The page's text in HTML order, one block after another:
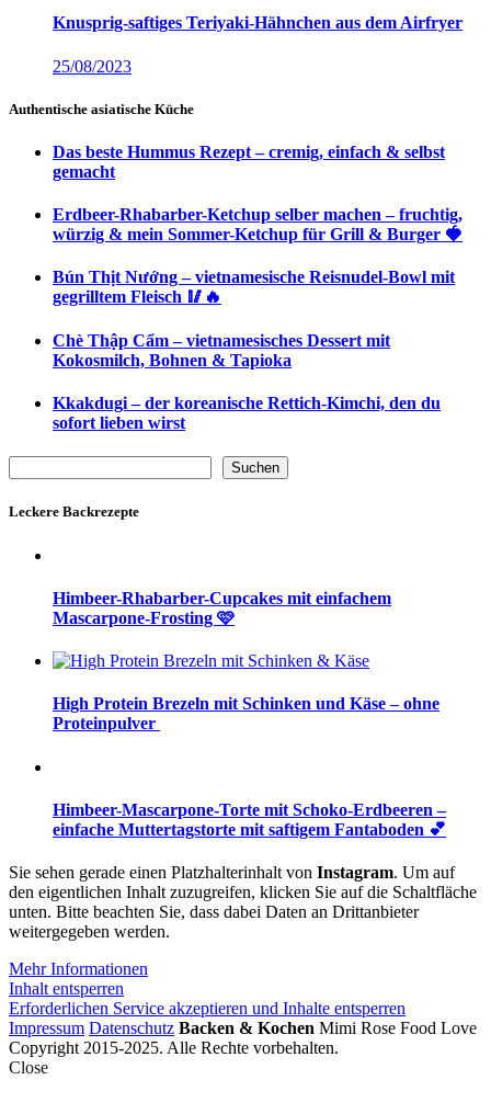
Knusprig-saftiges Teriyaki-Hähnchen aus dem Airfryer
25/08/2023
Authentische asiatische Küche
Das beste Hummus Rezept – cremig, einfach & selbst
gemacht
Erdbeer-Rhabarber-Ketchup selber machen – fruchtig,
würzig & mein Sommer-Ketchup für Grill & Burger 🍓
Bún Thịt Nướng – vietnamesische Reisnudel-Bowl mit
gegrilltem Fleisch 🥢🔥
Chè Thập Cẩm – vietnamesisches Dessert mit
Kokosmilch, Bohnen & Tapioka
Kkakdugi – der koreanische Rettich-Kimchi, den du
sofort lieben wirst
Suchen
Leckere Backrezepte
Himbeer-Rhabarber-Cupcakes mit einfachem
Mascarpone-Frosting 🩷
High Protein Brezeln mit Schinken und Käse – ohne
Proteinpulver
Himbeer-Mascarpone-Torte mit Schoko-Erdbeeren –
einfache Muttertagstorte mit saftigem Fantaboden 💕
Sie sehen gerade einen Platzhalterinhalt von Instagram. Um auf
den eigentlichen Inhalt zuzugreifen, klicken Sie auf die Schaltfläche
unten. Bitte beachten Sie, dass dabei Daten an Drittanbieter
weitergegeben werden.
Mehr Informationen
Inhalt entsperren
Erforderlichen Service akzeptieren und Inhalte entsperren
Impressum Datenschutz Backen & Kochen Mimi Rose Food Love
Copyright 2015-2025. Alle Rechte vorbehalten.
Close